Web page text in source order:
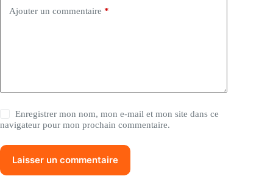
Ajouter un commentaire *
Enregistrer mon nom, mon e-mail et mon site dans ce
navigateur pour mon prochain commentaire.
Laisser un commentaire